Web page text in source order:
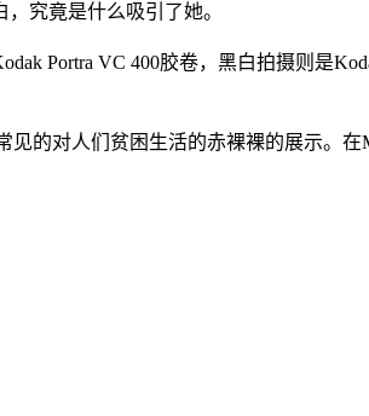
究竟是什么吸引了她。
Portra VC 400胶卷，黑白拍摄则是
的对人们贫困生活的赤裸裸的展示。